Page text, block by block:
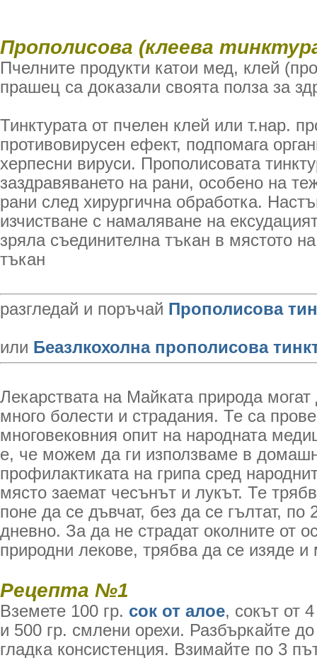
Прополисова (клеева
Пчелните продукти катои мед, клей
прашец са доказали своята полза за
Тинктурата от пчелен клей или т.нар.
противовирусен ефект, подпомага
херпесни вируси. Прополисовата
заздравяването на рани, особено на
рани след хирургична обработка.
изчистване с намаляване на
зряла съединителна тъкан в мястото
тъкан
разгледай и поръчай Прополисова
или Беазлкохолна прополисова
Лекарствата на Майката природа могат
много болести и страдания. Те са
многовековния опит на народната
е, че можем да ги използваме в
профилактиката на грипа сред
място заемат чесънът и лукът. Те
поне да се дъвчат, без да се гълтат, по
дневно. За да не страдат околните от
природни лекове, трябва да се изяде и
Рецепта №1
Вземете 100 гр. сок от алое, сокът от
и 500 гр. смлени орехи. Разбъркайте
гладка консистенция. Взимайте по 3